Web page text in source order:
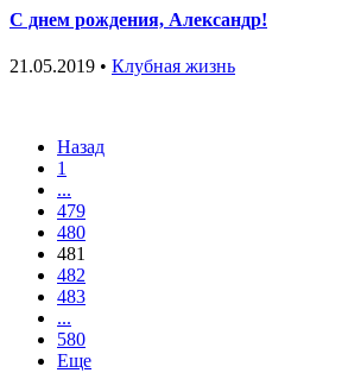
С днем рождения, Александр!
21.05.2019 • Клубная жизнь
Назад
1
...
479
480
481
482
483
...
580
Еще